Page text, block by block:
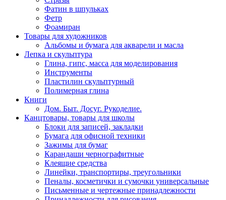
Фатин в шпульках
Фетр
Фоамиран
Товары для художников
Альбомы и бумага для акварели и масла
Лепка и скульптура
Глина, гипс, масса для моделирования
Инструменты
Пластилин скульптурный
Полимерная глина
Книги
Дом. Быт. Досуг. Рукоделие.
Канцтовары, товары для школы
Блоки для записей, закладки
Бумага для офисной техники
Зажимы для бумаг
Карандаши чернографитные
Клеящие средства
Линейки, транспортиры, треугольники
Пеналы, косметички и сумочки универсальные
Письменные и чертежные принадлежности